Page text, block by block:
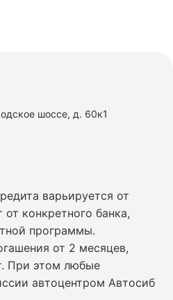
шоссе, д. 60к1
варьируется от
от конкретного банка,
программы.
от 2 месяцев,
При этом любые
автоцентром Автосиб